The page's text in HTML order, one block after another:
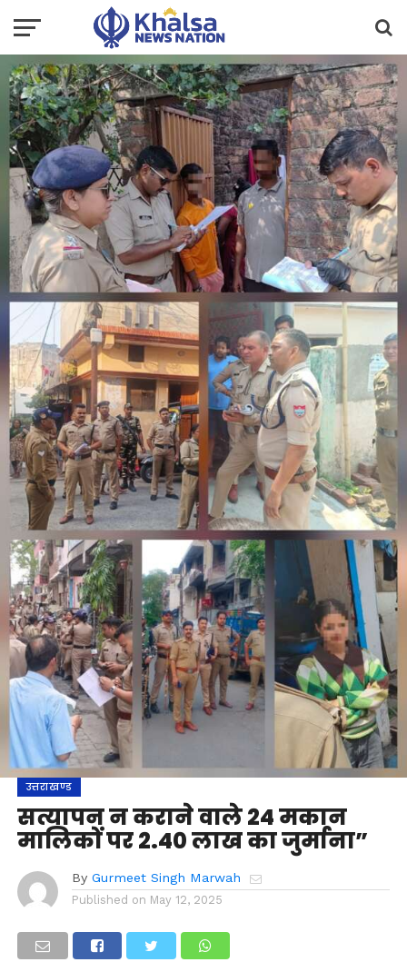
उत्तराखण्ड
सत्यापन न कराने वाले 24 मकान
मालिकों पर 2.40 लाख का जुर्माना”
By Gurmeet Singh Marwah
Published on May 12, 2025